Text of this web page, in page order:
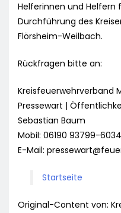
Helferinnen und Helfern
Durchführung des
Flörsheim-Weilbach.
Rückfragen bitte an:
Kreisfeuerwehrverband
Pressewart |
Sebastian Baum
Mobil: 06190 93799-6034
E-Mail:
Startseite
Original-Content von: